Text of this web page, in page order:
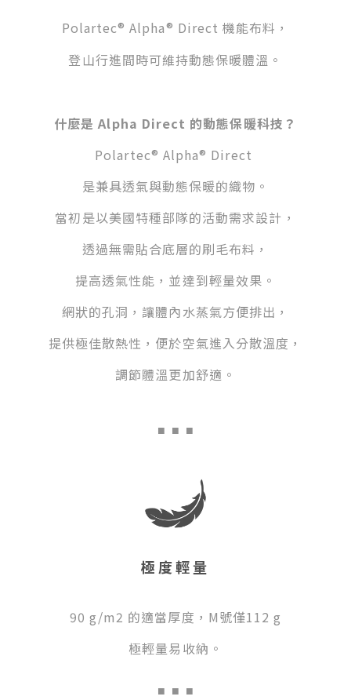
Polartec® Alpha® Direct 機能布料，
登山行進間時可維持動態保暖體溫。
什麼是 Alpha Direct 的動態保暖科技？
Polartec® Alpha® Direct
是兼具透氣與動態保暖的織物。
當初是以美國特種部隊的活動需求設計，
透過無需貼合底層的刷毛布料，
提高透氣性能，並達到輕量效果。
網狀的孔洞，讓體內水蒸氣方便排出，
提供極佳散熱性，便於空氣進入分散溫度，
調節體溫更加舒適。
■ ■ ■
極度輕量
90 g/m2 的適當厚度，M號僅112 g
極輕量易收納。
■ ■ ■